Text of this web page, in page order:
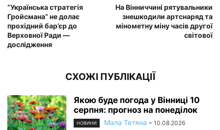
“Українська стратегія
Гройсмана” не долає
прохідний бар’єр до
Верховної Ради —
дослідження
На Вінниччині рятувальники
знешкодили артснаряд та
мінометну міну часів другої
світової
СХОЖІ ПУБЛІКАЦІЇ
Якою буде погода у Вінниці 10
серпня: прогноз на понеділок
НОВИНИ Мала Тетяна - 10.08.2026